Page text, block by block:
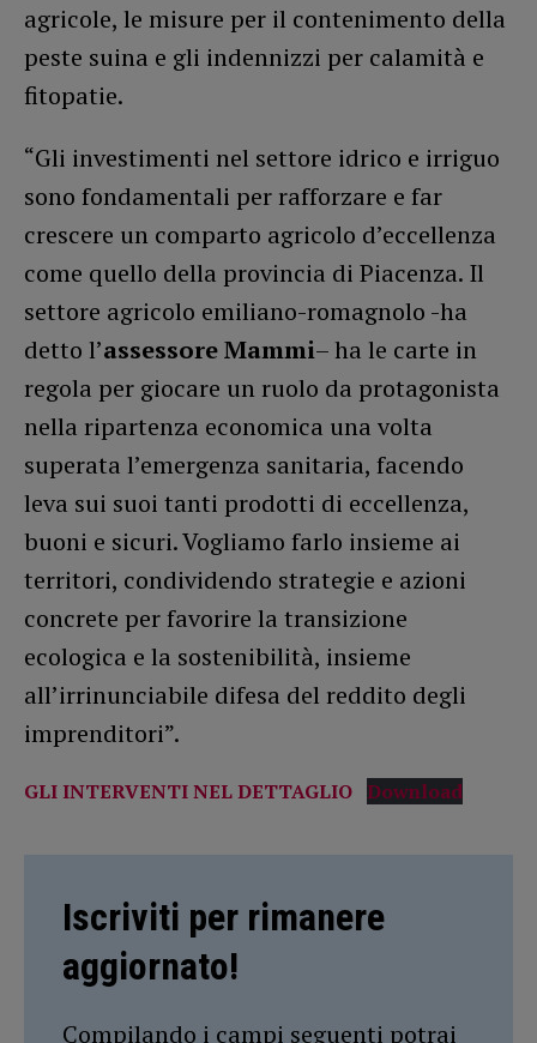
agricole, le misure per il contenimento della
peste suina e gli indennizzi per calamità e
fitopatie.
“Gli investimenti nel settore idrico e irriguo
sono fondamentali per rafforzare e far
crescere un comparto agricolo d’eccellenza
come quello della provincia di Piacenza. Il
settore agricolo emiliano-romagnolo -ha
detto l’assessore Mammi– ha le carte in
regola per giocare un ruolo da protagonista
nella ripartenza economica una volta
superata l’emergenza sanitaria, facendo
leva sui suoi tanti prodotti di eccellenza,
buoni e sicuri. Vogliamo farlo insieme ai
territori, condividendo strategie e azioni
concrete per favorire la transizione
ecologica e la sostenibilità, insieme
all’irrinunciabile difesa del reddito degli
imprenditori”.
GLI INTERVENTI NEL DETTAGLIO Download
Iscriviti per rimanere
aggiornato!
Compilando i campi seguenti potrai